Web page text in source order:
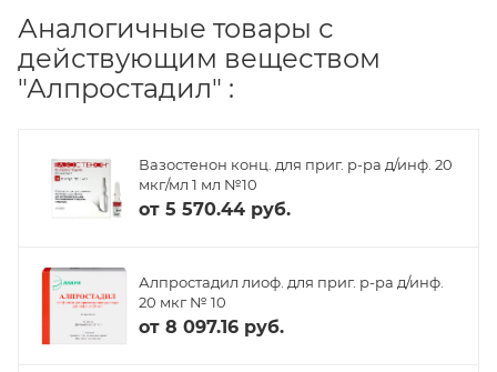
Аналогичные товары с
действующим веществом
"Алпростадил" :
Вазостенон конц. для приг. р-ра д/инф. 20
мкг/мл 1 мл №10
от 5 570.44 руб.
Алпростадил лиоф. для приг. р-ра д/инф.
20 мкг № 10
от 8 097.16 руб.